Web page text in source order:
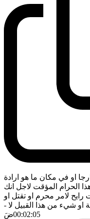
او في مكان ما هو ارادة
الحرام المؤقت لاجل انك
رايح لامر محرم او تقتل او
شيء من هذا القبيل لا -
00:02:05ضَ